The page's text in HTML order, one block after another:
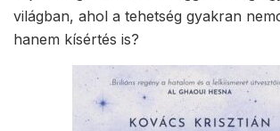
világban, ahol a tehetség gyakran
hanem kísértés is?